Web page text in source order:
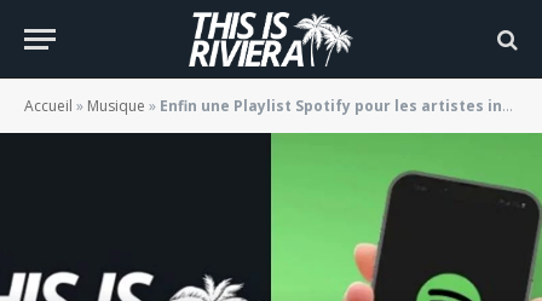
Accueil » Musique » Enfin une Playlist Spotify pour les artistes indépendants !